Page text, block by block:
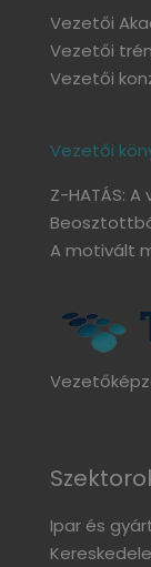
Vezetői
Vezetői
Vezetői
Vezetői
Z-HATÁS:
A motivált
Ipar és